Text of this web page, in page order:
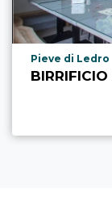
Pieve di Ledro